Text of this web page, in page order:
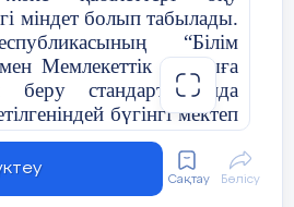
міндет болып табылады.
“Білім
Мемлекеттік жалпыға
беру стандарттарында
бүгінгі мектеп
білім беру емес,
сауатты, сыни ойлай
қатынасқа ашық
Сақтау Бөлісу